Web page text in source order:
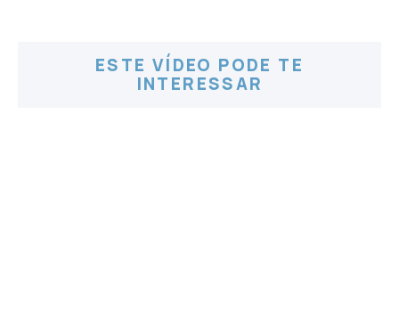
ESTE VÍDEO PODE TE
INTERESSAR